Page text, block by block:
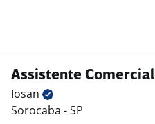
Assistente Comercial
Iosan
Sorocaba - SP